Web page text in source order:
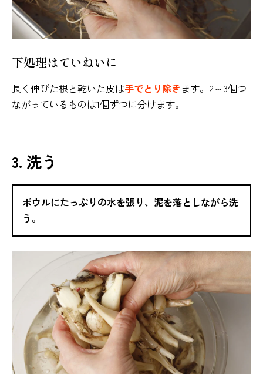
下処理はていねいに
長く伸びた根と乾いた皮は手でとり除きます。2～3個つ
ながっているものは1個ずつに分けます。
3. 洗う
ボウルにたっぷりの水を張り、泥を落としながら洗
う。